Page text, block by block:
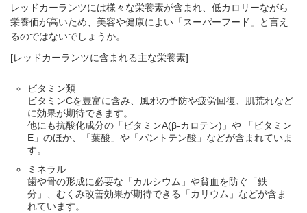
レッドカーランツには様々な栄養素が含まれ、低カロリーながら
栄養価が高いため、美容や健康によい「スーパーフード」と言え
るのではないでしょうか。
[レッドカーランツに含まれる主な栄養素]
ビタミン類
ビタミンCを豊富に含み、風邪の予防や疲労回復、肌荒れなど
に効果が期待できます。
他にも抗酸化成分の「ビタミンA(β-カロテン)」や 「ビタミン
E」のほか、「葉酸」や「パントテン酸」などが含まれていま
す。
ミネラル
歯や骨の形成に必要な「カルシウム」や貧血を防ぐ「鉄
分」、むくみ改善効果が期待できる「カリウム」などが含ま
れています。